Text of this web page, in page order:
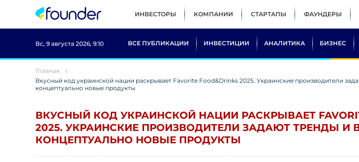
ИНВЕСТОРЫ КОМПАНИИ СТАРТАПЫ ФАУНДЕРЫ
Вс, 9 августа 2026, 9:10 ВСЕ ПУБЛИКАЦИИ ИНВЕСТИЦИИ АНАЛИТИКА БИЗНЕС
Главная
Вкусный код украинской нации раскрывает Favorite Food&Drinks 2025. Украинские производители
концептуально новые продукты
ВКУСНЫЙ КОД УКРАИНСКОЙ НАЦИИ РАСКРЫВАЕТ
2025. УКРАИНСКИЕ ПРОИЗВОДИТЕЛИ ЗАДАЮТ ТРЕНДЫ И
КОНЦЕПТУАЛЬНО НОВЫЕ ПРОДУКТЫ